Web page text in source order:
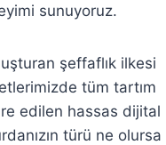
sunuyoruz.
şeffaflık ilkesi
tüm tartım
edilen hassas dijital
türü ne olursa